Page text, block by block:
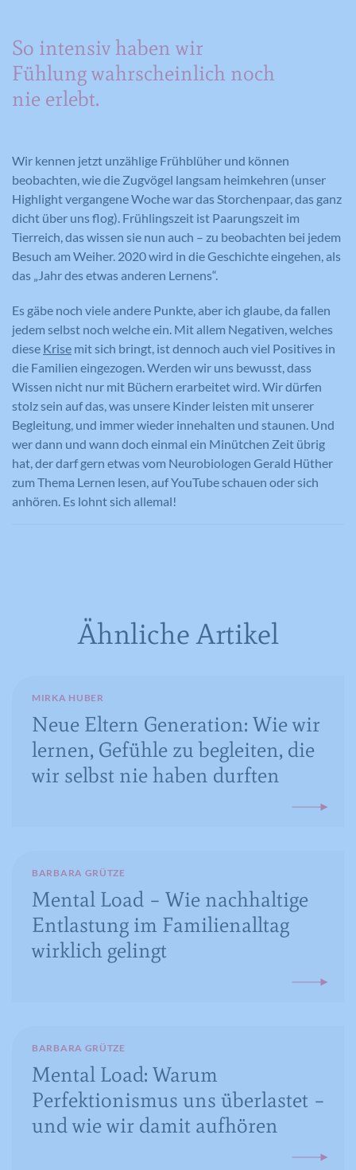
So intensiv haben wir
Fühlung wahrscheinlich noch
nie erlebt.
Wir kennen jetzt unzählige Frühblüher und können
beobachten, wie die Zugvögel langsam heimkehren (unser
Highlight vergangene Woche war das Storchenpaar, das ganz
dicht über uns flog). Frühlingszeit ist Paarungszeit im
Tierreich, das wissen sie nun auch – zu beobachten bei jedem
Besuch am Weiher. 2020 wird in die Geschichte eingehen, als
das „Jahr des etwas anderen Lernens“.
Es gäbe noch viele andere Punkte, aber ich glaube, da fallen
jedem selbst noch welche ein. Mit allem Negativen, welches
diese Krise mit sich bringt, ist dennoch auch viel Positives in
die Familien eingezogen. Werden wir uns bewusst, dass
Wissen nicht nur mit Büchern erarbeitet wird. Wir dürfen
stolz sein auf das, was unsere Kinder leisten mit unserer
Begleitung, und immer wieder innehalten und staunen. Und
wer dann und wann doch einmal ein Minütchen Zeit übrig
hat, der darf gern etwas vom Neurobiologen Gerald Hüther
zum Thema Lernen lesen, auf YouTube schauen oder sich
anhören. Es lohnt sich allemal!
Ähnliche Artikel
MIRKA HUBER
Neue Eltern Generation: Wie wir
lernen, Gefühle zu begleiten, die
wir selbst nie haben durften
BARBARA GRÜTZE
Mental Load – Wie nachhaltige
Entlastung im Familienalltag
wirklich gelingt
BARBARA GRÜTZE
Mental Load: Warum
Perfektionismus uns überlastet –
und wie wir damit aufhören
Laufzeit 179 Tage
Zweck
Versucht, die Benutzerbandbreite auf
Name YSC
Anbieter YouTube
Laufzeit Session
Zweck
Statistiken der Videos von YouTube, die
der Benutzer gesehen hat, zu behalten.
Name IDE
Anbieter YouTube
Laufzeit 390 Tage
Verwendet von Google DoubleClick, um
der Anzeige zielgerichteter Werbung
für den Benutzer.
YouTube
Laufzeit 16 Jahre
Registriert anonyme statistische Daten